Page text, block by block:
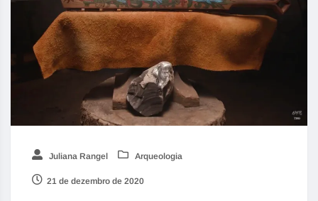
Juliana Rangel Arqueologia
21 de dezembro de 2020